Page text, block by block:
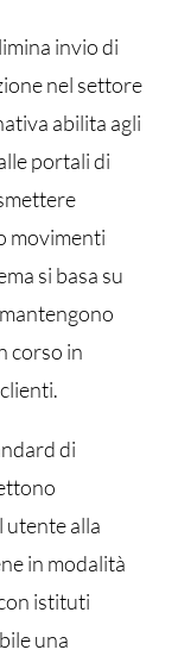
invio di
nel settore
abilita agli
portali di
movimenti
si basa su
corso in
di
utente alla
in modalità
istituti
una